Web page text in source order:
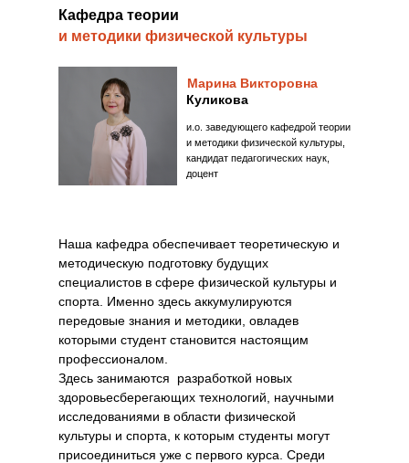
Куликова
Марина Викторовна
и.о. заведующего кафедрой теории
и методики физической культуры,
кандидат педагогических наук,
доцент
Наша кафедра обеспечивает теоретическую и
методическую подготовку будущих
специалистов в сфере физической культуры и
спорта. Именно здесь аккумулируются
передовые знания и методики, овладев
которыми студент становится настоящим
профессионалом.
Здесь занимаются разработкой новых
здоровьесберегающих технологий, научными
исследованиями в области физической
культуры и спорта, к которым студенты могут
присоединиться уже с первого курса. Среди
и методики физической культуры
Кафедра теории